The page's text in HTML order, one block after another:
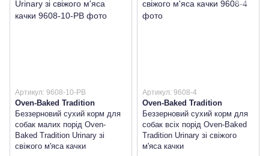
Артикул: 9608-10-PB
Oven-Baked Tradition
Беззерновий сухий корм для
собак малих порід Oven-
Baked Tradition Urinary зі
свіжого м'яса качки
Артикул: 9608-4
Oven-Baked Tradition
Беззерновий сухий корм для
собак всіх порід Oven-Baked
Tradition Urinary зі свіжого
м'яса качки